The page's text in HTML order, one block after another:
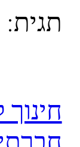
תגית:
חינוך